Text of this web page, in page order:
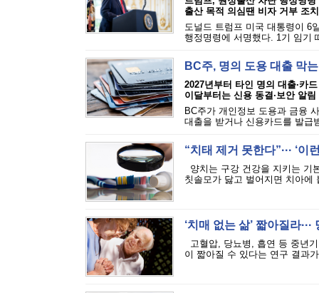
출산 목적 의심땐 비자 거부 조치
도널드 트럼프 미국 대통령이 6
행정명령에 서명했다. 1기 임기
BC주, 명의 도용 대출 막
2027년부터 타인 명의 대출·카
이달부터는 신용 동결·보안 알
BC주가 개인정보 도용과 금융
대출을 받거나 신용카드를 발급
“치태 제거 못한다”··· ‘
양치는 구강 건강을 지키는 기
칫솔모가 닳고 벌어지면 치아에
‘치매 없는 삶’ 짧아질라
고혈압, 당뇨병, 흡연 등 중년
이 짧아질 수 있다는 연구 결과